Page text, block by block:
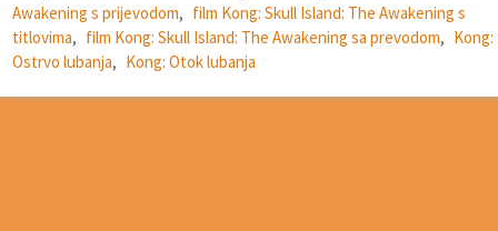
Awakening s prijevodom, film Kong: Skull Island: The Awakening s
titlovima, film Kong: Skull Island: The Awakening sa prevodom, Kong:
Ostrvo lubanja, Kong: Otok lubanja